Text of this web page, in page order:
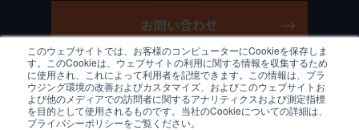
このウェブサイトでは、お客様のコンピューターにCookieを保存しま
す。このCookieは、ウェブサイトの利用に関する情報を収集するため
に使用され、これによって利用者を記憶できます。この情報は、ブラ
ウジング環境の改善およびカスタマイズ、およびこのウェブサイトお
よび他のメディアでの訪問者に関するアナリティクスおよび測定指標
を目的として使用されるものです。当社のCookieについての詳細は、
プライバシーポリシーをご覧ください。
お問い合わせ
JP/EN プライバシーポリシー クッキーポリシー
利用規約
サイトマップ